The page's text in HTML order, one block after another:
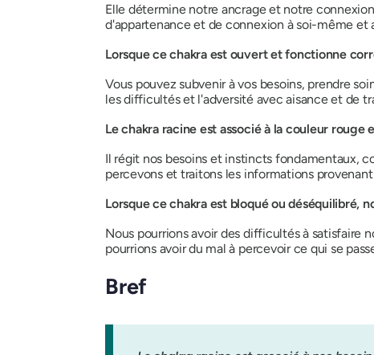
Elle détermine notre ancrage et notre
d'appartenance et de connexion à soi-même et
Lorsque ce chakra est ouvert et fonctionne
Vous pouvez subvenir à vos besoins, prendre
les difficultés et l'adversité avec aisanceet de
Le chakra racine est associé à la couleur
Il régit nos besoins et instincts fondamentaux,
percevons et traitons les informations
Lorsque ce chakra est bloqué ou déséquilibré,
Nous pourrions avoir des difficultés à satisfaire
pourrions avoir du mal à percevoir ce qui se
Bref